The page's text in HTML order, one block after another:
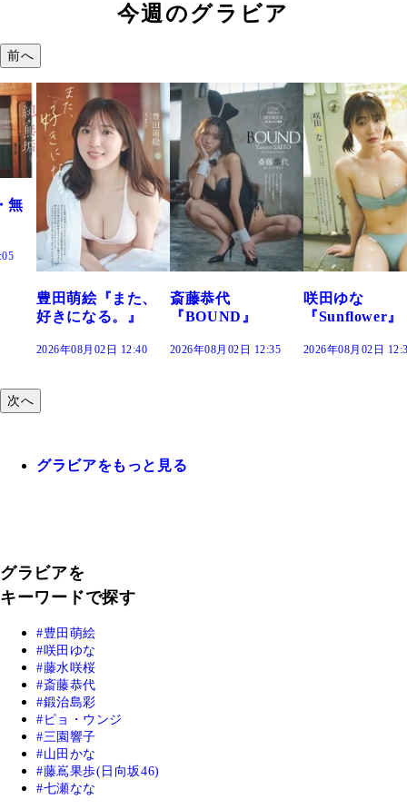
今週のグラビア
前へ
斎藤恭代
『BOUND』
2026年08月02日 12:35
咲田ゆな
『Sunflower』
2026年08月02日 12:30
藤水咲桜『花
だまり』
2026年08月02日
次へ
グラビアをもっと見る
グラビアを
キーワードで探す
豊田萌絵
咲田ゆな
藤水咲桜
斎藤恭代
鍛治島彩
ピョ・ウンジ
三園響子
山田かな
藤嶌果歩(日向坂46)
七瀬なな